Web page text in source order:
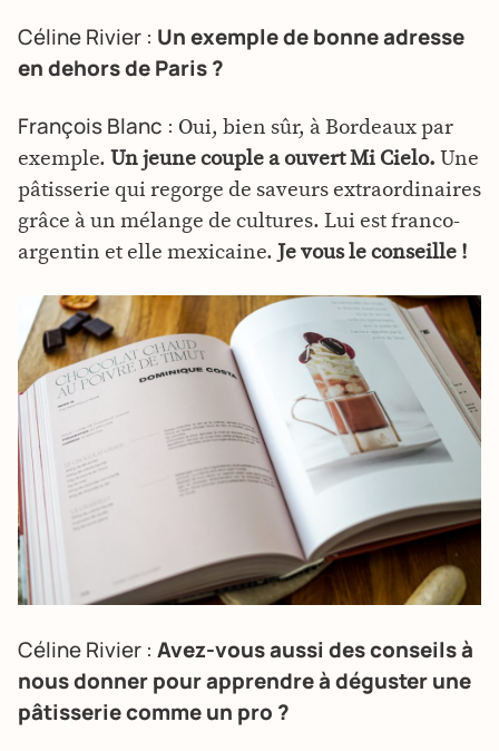
Céline Rivier : Un exemple de bonne adresse
en dehors de Paris ?
François Blanc : Oui, bien sûr, à Bordeaux par
exemple. Un jeune couple a ouvert Mi Cielo. Une
pâtisserie qui regorge de saveurs extraordinaires
grâce à un mélange de cultures. Lui est franco-
argentin et elle mexicaine. Je vous le conseille !
Céline Rivier : Avez-vous aussi des conseils à
nous donner pour apprendre à déguster une
pâtisserie comme un pro ?